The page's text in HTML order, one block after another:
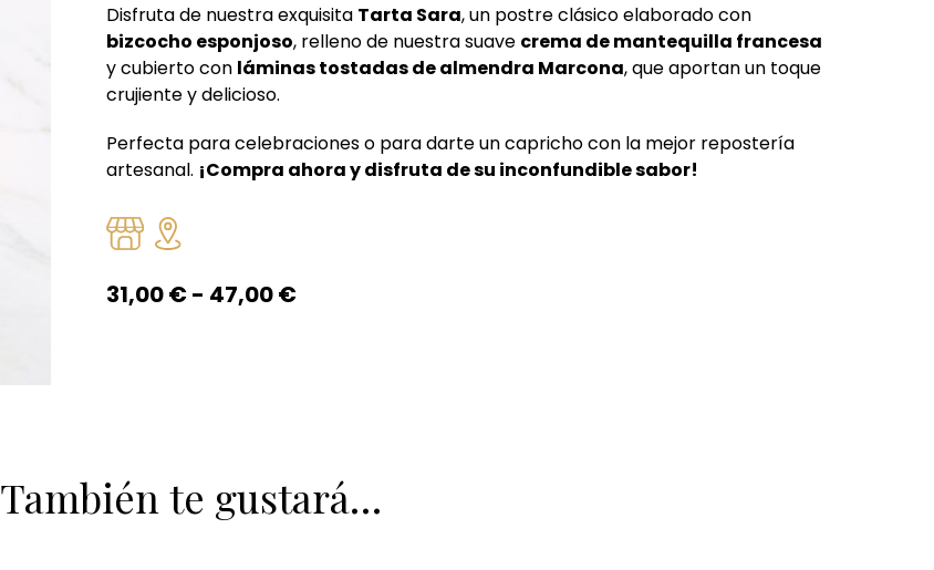
Disfruta de nuestra exquisita Tarta Sara, un postre clásico elaborado con
bizcocho esponjoso, relleno de nuestra suave crema de mantequilla francesa
y cubierto con láminas tostadas de almendra Marcona, que aportan un toque
crujiente y delicioso.
Perfecta para celebraciones o para darte un capricho con la mejor repostería
artesanal. ¡Compra ahora y disfruta de su inconfundible sabor!
31,00€- 47,00€Rango
También te gustará…